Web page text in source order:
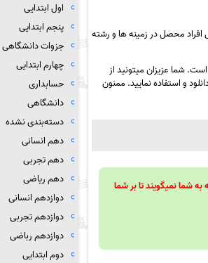
محصل در زمینه ها و رشته
شما عزیزان میتونید از
و استفاده نمایید. ممنون
48 قانون که رهبران واقعی و بزرگ جامعه به شما نمیگویند تا بر شما
اول ابتدایی
پنجم ابتدایی
جزوات دانشگاهی
چهارم ابتدایی
حسابداری
دانشگاهی
دسته‌بندی نشده
دهم انسانی
دهم تجربی
دهم ریاضی
دوازدهم انسانی
دوازدهم تجربی
دوازدهم رباضی
دوم ابتدایی